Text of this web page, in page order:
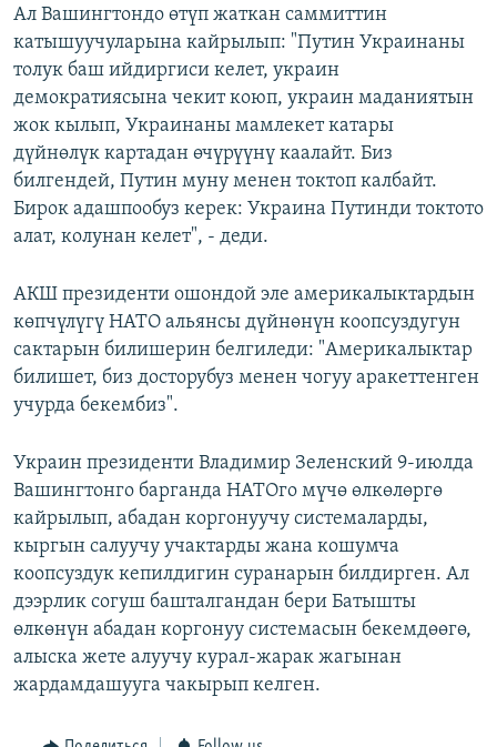
Ал Вашингтондо өтүп жаткан саммиттин
катышуучуларына кайрылып: "Путин Украинаны
толук баш ийдиргиси келет, украин
демократиясына чекит коюп, украин маданиятын
жок кылып, Украинаны мамлекет катары
дүйнөлүк картадан өчүрүүнү каалайт. Биз
билгендей, Путин муну менен токтоп калбайт.
Бирок адашпообуз керек: Украина Путинди токтото
алат, колунан келет", - деди.
АКШ президенти ошондой эле америкалыктардын
көпчүлүгү НАТО альянсы дүйнөнүн коопсуздугун
сактарын билишерин белгиледи: "Америкалыктар
билишет, биз досторубуз менен чогуу аракеттенген
учурда бекембиз".
Украин президенти Владимир Зеленский 9-июлда
Вашингтонго барганда НАТОго мүчө өлкөлөргө
кайрылып, абадан коргонуучу системаларды,
кыргын салуучу учактарды жана кошумча
коопсуздук кепилдигин суранарын билдирген. Ал
дээрлик согуш башталгандан бери Батышты
өлкөнүн абадан коргонуу системасын бекемдөөгө,
алыска жете алуучу курал-жарак жагынан
жардамдашууга чакырып келген.